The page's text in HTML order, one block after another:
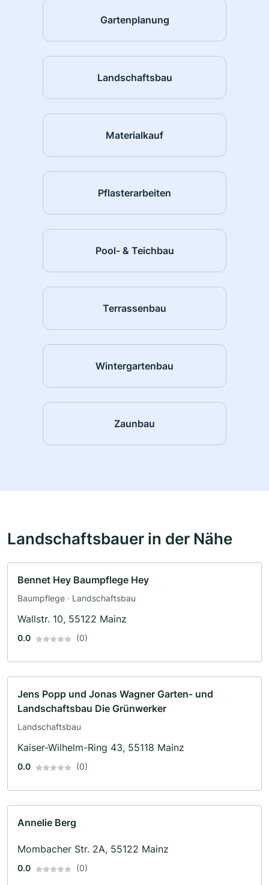
Gartenplanung
Landschaftsbau
Materialkauf
Pflasterarbeiten
Pool- & Teichbau
Terrassenbau
Wintergartenbau
Zaunbau
Landschaftsbauer in der Nähe
Bennet Hey Baumpflege Hey
Baumpflege · Landschaftsbau
Wallstr. 10, 55122 Mainz
0.0 (0)
Jens Popp und Jonas Wagner Garten- und
Landschaftsbau Die Grünwerker
Landschaftsbau
Kaiser-Wilhelm-Ring 43, 55118 Mainz
0.0 (0)
Annelie Berg
Mombacher Str. 2A, 55122 Mainz
0.0 (0)